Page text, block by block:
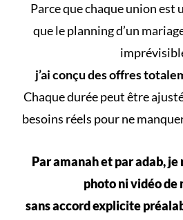
Parce quechaque unionest
que leplanning d’un
j’ai conçu des offres
Chaque durée peut être
besoins réels pour ne
Par amanah et par adab,
photo ni vidéo de
sans accord explicite